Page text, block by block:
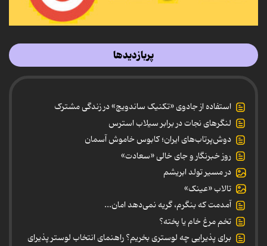
پربازدیدها
استفاده از جادوی «تکنیک ساندویچ» در زندگی مشترک
لنگرهای نجات در برابر سیلاب استرس
دوش‌پرتاب‌های ایران؛ کابوس خاموش آسمان
روز خبرنگار و جای خالی «سعادت»
در مسیر تولد ابریشم
تالاب «عینک»
آمدمت که بنگرم، گریه نمی‌دهد امان...
تخم مرغ خام یا پخته؟
برای پذیرایی چه لوستری بخریم؟ راهنمای انتخاب لوستر پذیرای